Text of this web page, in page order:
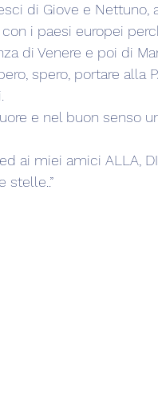
di Giove e Nettuno,
i paesi europei
di Venere e poi di
spero, portare alla
e nel buon senso
ai miei amici ALLA,
stelle..”